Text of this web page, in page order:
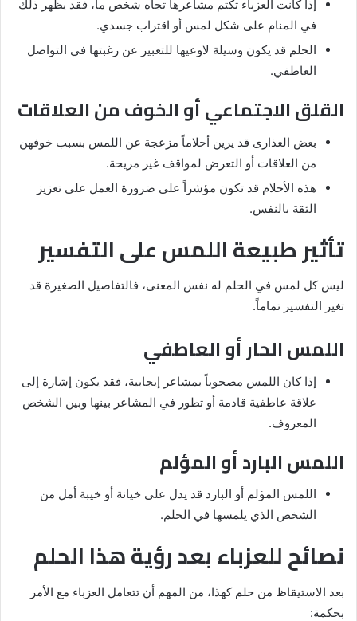
إذا كانت العزباء تكتم مشاعرها تجاه شخص ما، فقد يظهر ذلك
في المنام على شكل لمس أو اقتراب جسدي.
الحلم قد يكون وسيلة لاوعيها للتعبير عن رغبتها في التواصل
العاطفي.
القلق الاجتماعي أو الخوف من العلاقات
بعض العذارى قد يرين أحلاماً مزعجة عن اللمس بسبب خوفهن
من العلاقات أو التعرض لمواقف غير مريحة.
هذه الأحلام قد تكون مؤشراً على ضرورة العمل على تعزيز
الثقة بالنفس.
تأثير طبيعة اللمس على التفسير
ليس كل لمس في الحلم له نفس المعنى، فالتفاصيل الصغيرة قد
تغير التفسير تماماً.
اللمس الحار أو العاطفي
إذا كان اللمس مصحوباً بمشاعر إيجابية، فقد يكون إشارة إلى
علاقة عاطفية قادمة أو تطور في المشاعر بينها وبين الشخص
المعروف.
اللمس البارد أو المؤلم
اللمس المؤلم أو البارد قد يدل على خيانة أو خيبة أمل من
الشخص الذي يلمسها في الحلم.
نصائح للعزباء بعد رؤية هذا الحلم
بعد الاستيقاظ من حلم كهذا، من المهم أن تتعامل العزباء مع الأمر
بحكمة: